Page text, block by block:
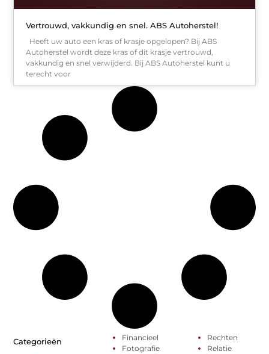
Vertrouwd, vakkundig en snel. ABS Autoherstel!
Heeft uw auto een kras of krasje opgelopen? Bij ABS
Autoherstel wordt deze kras of dit krasje vertrouwd,
vakkundig en snel verwijderd. Bij ABS Autoherstel kunt u
terecht voor
Categorieën
Financieel
Fotografie
Rechten
Relatie